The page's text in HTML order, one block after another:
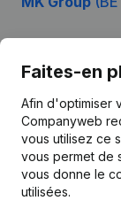
Faites-en
Afin d'optimiser
Companyweb
vous utilisez ce
vous permet de
vous donne le
utilisées.
Français
Kantorenpark